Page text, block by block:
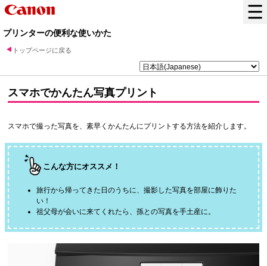
プリンターの便利な使いかた
トップページに戻る
スマホでかんたん写真プリント
スマホで撮った写真を、素早くかんたんにプリントする方法を紹介します。
こんな方にオススメ！
旅行から帰ってきた日のうちに、撮影した写真を部屋に飾りた
い！
祖父母が会いに来てくれたら、孫との写真を手土産に。